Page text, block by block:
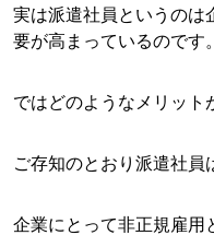
実は派遣社員というのは
要が高まっているのです。
ではどのようなメリット
ご存知のとおり派遣社員
企業にとって非正規雇用